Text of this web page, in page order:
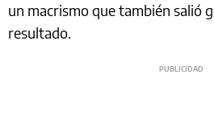
un macrismo que también salió
resultado.